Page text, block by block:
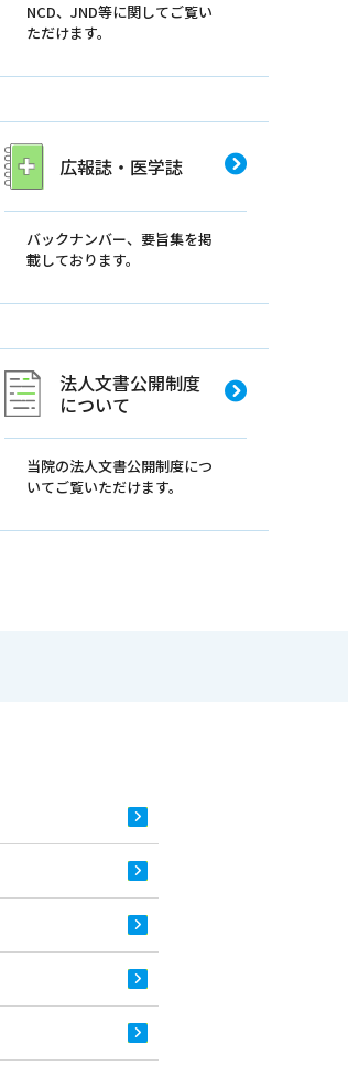
NCD、JND等に関してご覧い
ただけます。
広報誌・医学誌
バックナンバー、要旨集を掲
載しております。
法人文書公開制度
について
当院の法人文書公開制度につ
いてご覧いただけます。